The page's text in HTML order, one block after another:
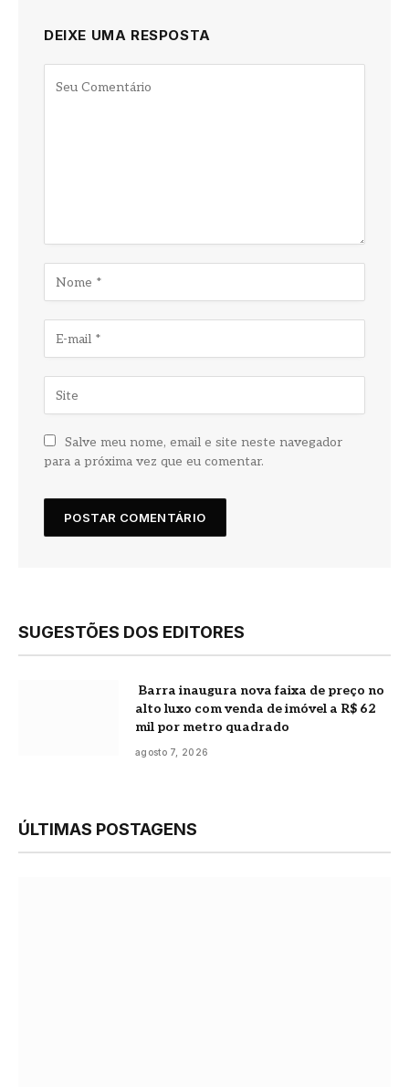
DEIXE UMA RESPOSTA
Salve meu nome, email e site neste navegador
para a próxima vez que eu comentar.
SUGESTÕES DOS EDITORES
Barra inaugura nova faixa de preço no
alto luxo com venda de imóvel a R$ 62
mil por metro quadrado
agosto 7, 2026
ÚLTIMAS POSTAGENS